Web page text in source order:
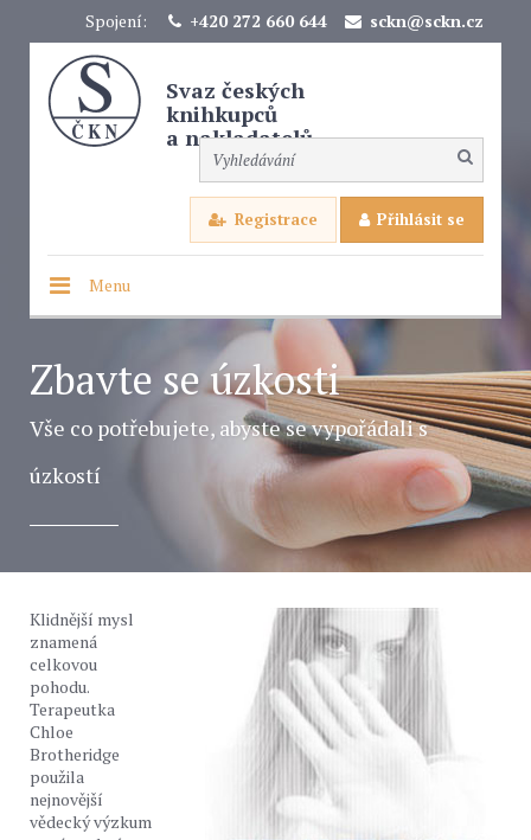
Spojení: +420 272 660 644 sckn@sckn.cz
Svaz českých
knihkupců
a nakladatelů
Registrace Přihlásit se
Menu
Zbavte se úzkosti
Vše co potřebujete, abyste se vypořádali s
úzkostí
Klidnější mysl
znamená
celkovou
pohodu.
Terapeutka
Chloe
Brotheridge
použila
nejnovější
vědecký výzkum